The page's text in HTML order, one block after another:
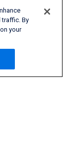
traffic. By
your